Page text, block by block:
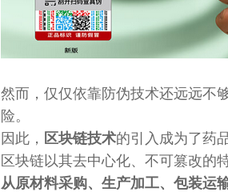
然而，仅仅依靠防伪技术还远远不
险。
因此， 区块链技术的引入成为了药
区块链以其去中心化、不可篡改的
从原材料采购、生产加工、包装运